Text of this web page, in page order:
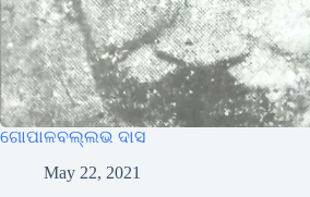
ଗୋପାଳବଲ୍ଲଭ ଦାସ
May 22, 2021